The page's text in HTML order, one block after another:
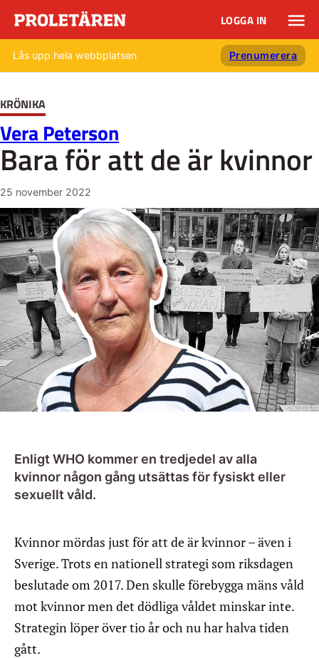
LOGGA IN
Lås upp hela webbplatsen Prenumerera
KRÖNIKA
Vera Peterson
Bara för att de är kvinnor
25 november 2022
Enligt WHO kommer en tredjedel av alla
kvinnor någon gång utsättas för fysiskt eller
sexuellt våld.
Kvinnor mördas just för att de är kvinnor – även i
Sverige. Trots en nationell strategi som riksdagen
beslutade om 2017. Den skulle förebygga mäns våld
mot kvinnor men det dödliga våldet minskar inte.
Strategin löper över tio år och nu har halva tiden
gått.